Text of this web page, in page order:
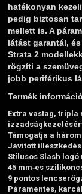
ZÁRAK,
ÜZEMANYAG
%KÉSZLET
hatékonyan
pedig biztosan
mellett is. A
látást garantál,
Strata 2
rögzíti a
jobb periférikus
Termék
Extra vastag, tripla
Támogatja a
Javított
Stílusos Slash
45 mm‑es
9 pontos
Páramentes,